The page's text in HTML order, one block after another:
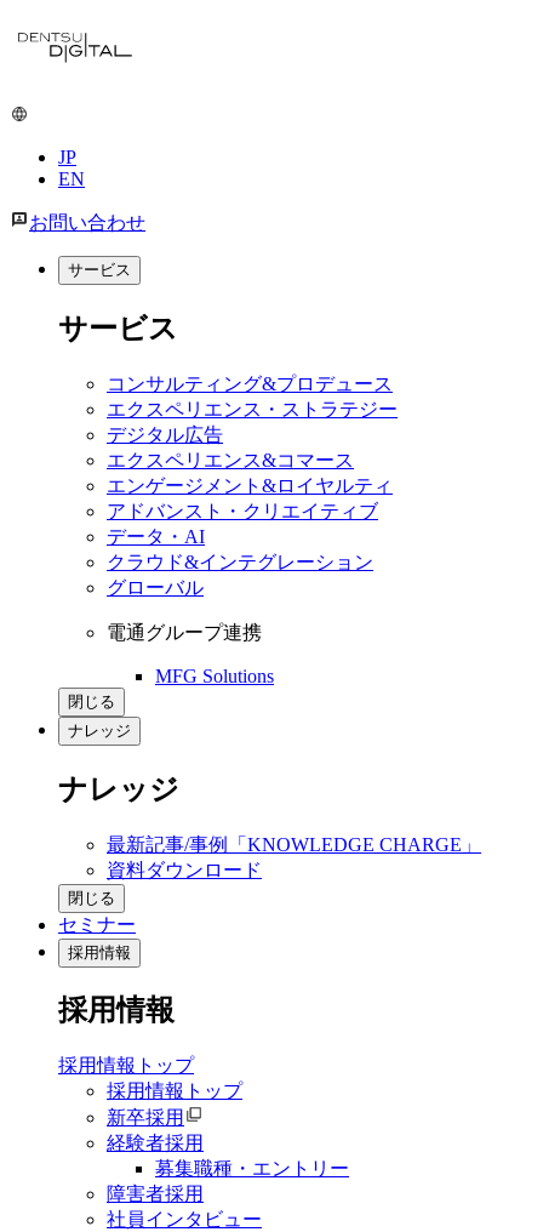
JP
EN
お問い合わせ
サービス
サービス
コンサルティング&プロデュース
エクスペリエンス・ストラテジー
デジタル広告
エクスペリエンス&コマース
エンゲージメント&ロイヤルティ
アドバンスト・クリエイティブ
データ・AI
クラウド&インテグレーション
グローバル
電通グループ連携
MFG Solutions
閉じる
ナレッジ
ナレッジ
最新記事/事例「KNOWLEDGE CHARGE」
資料ダウンロード
閉じる
セミナー
採用情報
採用情報
採用情報トップ
採用情報トップ
新卒採用
経験者採用
募集職種・エントリー
障害者採用
社員インタビュー